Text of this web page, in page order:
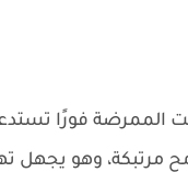
الممرضة فورًا
مرتبكة، وهو يجهل